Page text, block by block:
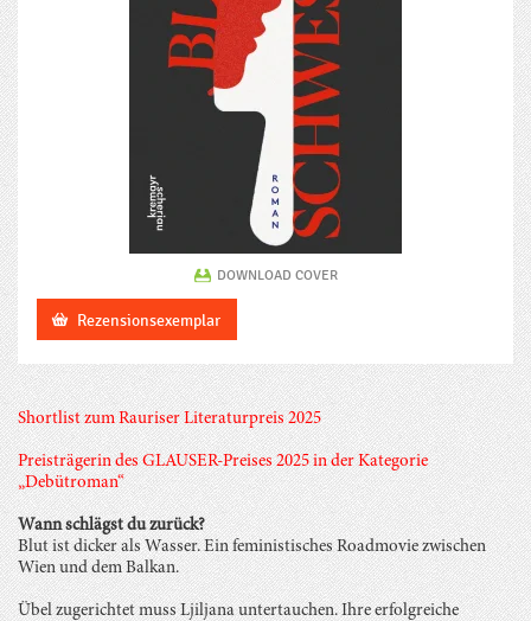
DOWNLOAD COVER
Rezensionsexemplar
Shortlist zum Rauriser Literaturpreis 2025
Preisträgerin des GLAUSER-Preises 2025 in der Kategorie
„Debütroman“
Wann schlägst du zurück?
Blut ist dicker als Wasser. Ein feministisches Roadmovie zwischen
Wien und dem Balkan.
Übel zugerichtet muss Ljiljana untertauchen. Ihre erfolgreiche